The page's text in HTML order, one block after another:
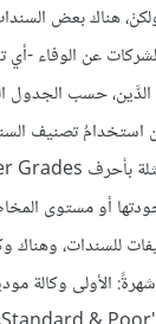
ولكنْ، هناك بعض
عن الوفاء -أي
الدَّين، حسب الجدول
أو مستوى
للسندات، وهناك